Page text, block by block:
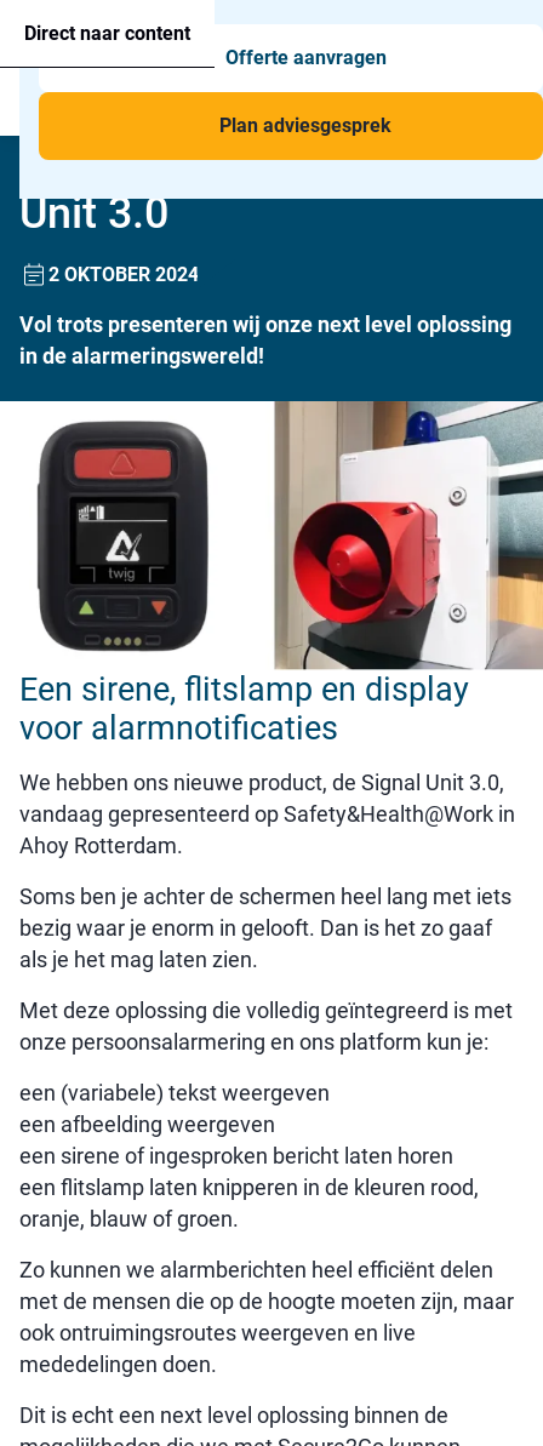
Direct naar content
Menu
Agressie alarmering
Man-down & BHV Alarmering
Voor wie
Toepassingen
Offerte aanvragen
Plan adviesgesprek
Productuitbreiding: Signal
Unit 3.0
2 OKTOBER 2024
Vol trots presenteren wij onze next level oplossing
in de alarmeringswereld!
Een sirene, flitslamp en display
voor alarmnotificaties
We hebben ons nieuwe product, de Signal Unit 3.0,
vandaag gepresenteerd op Safety&Health@Work in
Ahoy Rotterdam.
Soms ben je achter de schermen heel lang met iets
bezig waar je enorm in gelooft. Dan is het zo gaaf
als je het mag laten zien.
Met deze oplossing die volledig geïntegreerd is met
onze persoonsalarmering en ons platform kun je:
een (variabele) tekst weergeven
een afbeelding weergeven
een sirene of ingesproken bericht laten horen
een flitslamp laten knipperen in de kleuren rood,
oranje, blauw of groen.
Zo kunnen we alarmberichten heel efficiënt delen
met de mensen die op de hoogte moeten zijn, maar
ook ontruimingsroutes weergeven en live
mededelingen doen.
Dit is echt een next level oplossing binnen de